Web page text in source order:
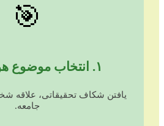
🎯
۱. انتخاب موضوع هوشمندانه
یافتن شکاف تحقیقاتی، علاقه
جامعه.